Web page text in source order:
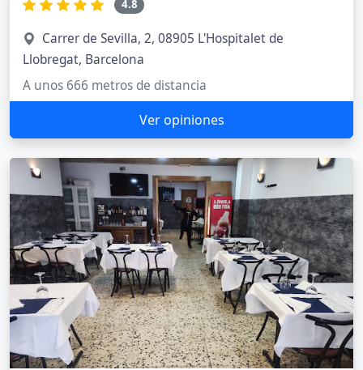
4.8
Carrer de Sevilla, 2, 08905 L'Hospitalet de
Llobregat, Barcelona
A unos 666 metros de distancia
Ver opiniones